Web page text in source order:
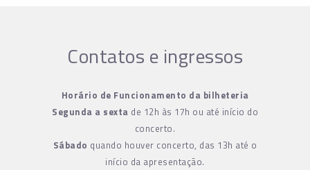
Contatos e ingressos
Horário de Funcionamento da bilheteria
Segunda a sexta de 12h às 17h ou até início do
concerto.
Sábado quando houver concerto, das 13h até o
início da apresentação.